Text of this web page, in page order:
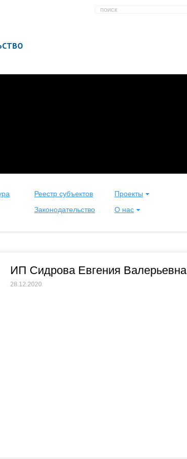
Реестр субъектов
Проекты
Законодательство О нас
ИП Сидрова Евгения Валерьевна
28.12.2020